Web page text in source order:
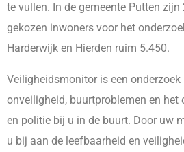
te vullen. In de gemeente Putten
gekozen inwoners voor het
Harderwijk en Hierden ruim 5.450.
Veiligheidsmonitor is een
onveiligheid, buurtproblemen en het
en politie bij u in de buurt. Door uw
u bij aan de leefbaarheid en